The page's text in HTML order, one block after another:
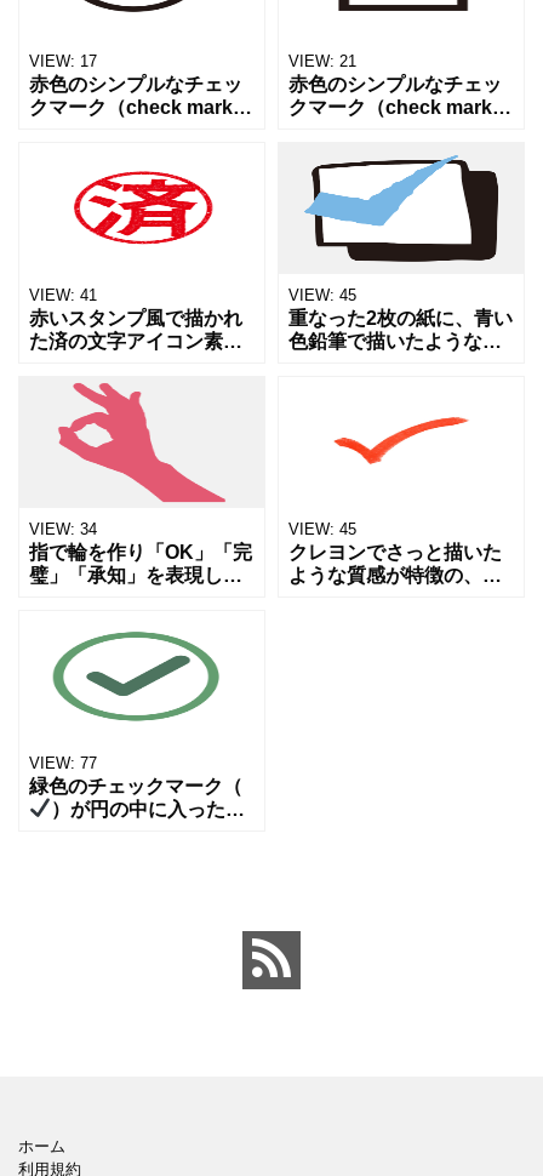
VIEW: 17
赤色のシンプルなチェッ
クマーク（check mark・
ト、SNS投稿、プレゼン
資料、チラシやPOP、掲
示物など幅広
VIEW: 21
赤色のシンプルなチェッ
クマーク（check mark・
ン素材です。Webサイ
ト、SNS投稿、プレゼン
資料、チラシやPOP、掲
示物など幅広
VIEW: 41
赤いスタンプ風で描かれ
た済の文字アイコン素材
物の判子のような雰囲気
を演出し、手続き完了や
支払い完了、確認済みと
いった状態をひと目で伝
VIEW: 45
重なった2枚の紙に、青い
色鉛筆で描いたようなチ
項、完了報告、アンケー
トなどのデザインに最適
VIEW: 34
指で輪を作り「OK」「完
璧」「承知」を表現して
返答や、タスク完了、成
功のサインとして、ビジ
ネス資料のアイコンや、
VIEW: 45
クレヨンでさっと描いた
ような質感が特徴の、赤
VIEW: 77
緑色のチェックマーク（
）が円の中に入ったシ
ホーム
利用規約